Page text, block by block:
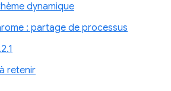
dynamique
: partage de processus
retenir